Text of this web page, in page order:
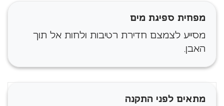
מפחית ספיגת מים
מסייע לצמצם חדירת רטיבות ולחות אל תוך
האבן.
מתאים לפני התקנה